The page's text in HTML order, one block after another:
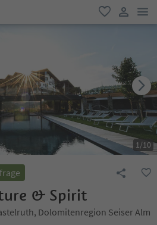
favorit
user link
1/10
& Spirit
Dolomitenregion Seiser Alm